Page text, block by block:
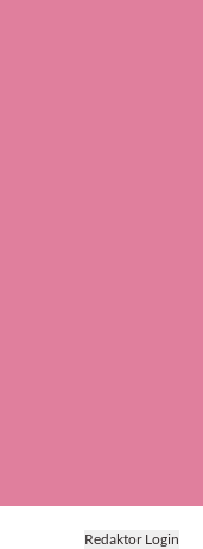
Redaktor Login